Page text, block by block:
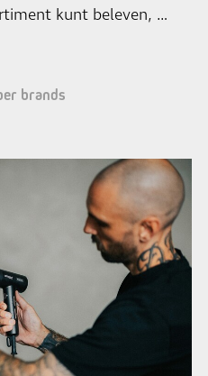
kunt beleven, …
brands